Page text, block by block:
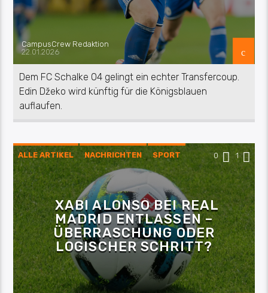
CampusCrew Redaktion
22.01.2026
Dem FC Schalke 04 gelingt ein echter Transfercoup.
Edin Džeko wird künftig für die Königsblauen
auflaufen.
ALLE ARTIKEL NACHRICHTEN SPORT 0 1
XABI ALONSO BEI REAL
MADRID ENTLASSEN –
ÜBERRASCHUNG ODER
LOGISCHER SCHRITT?